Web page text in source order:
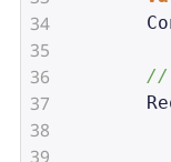
34
35
36
//
37
38
39